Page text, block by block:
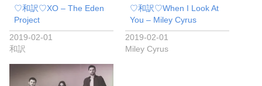
♡和訳♡XO – The Eden
Project
2019-02-01
和訳
♡和訳♡When I Look At
You – Miley Cyrus
2019-02-01
Miley Cyrus